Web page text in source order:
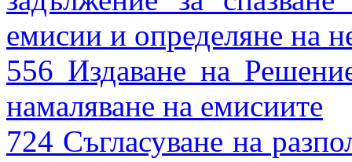
емисии и определяне на
556 Издаване на
намаляване на емисиите
724 Съгласуване на